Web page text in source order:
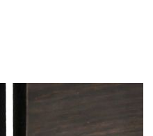
Тъмнокафяв
финиш
8720845834128